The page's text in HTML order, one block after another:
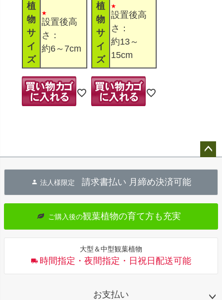
植
物
サ
イ
ズ
設置後高
さ：
約6～7cm
植
物
サ
イ
ズ
設置後高
さ：
約13～
15cm
へ
法人様限定 請求書払い 月締め決済可能
ご購入後の観葉植物の育て方も充実
大型＆中型観葉植物
時間指定・夜間指定・日祝日配送可能
お支払い